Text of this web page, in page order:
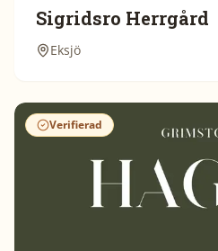
Sigridsro Herrgård
Eksjö
Verifierad